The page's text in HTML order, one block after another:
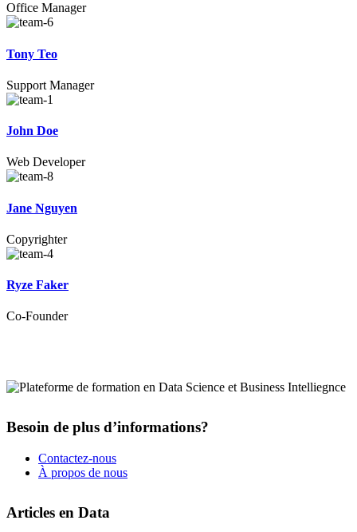
Office Manager
Tony Teo
Support Manager
John Doe
Web Developer
Jane Nguyen
Copyrighter
Ryze Faker
Co-Founder
Besoin de plus d’informations?
Contactez-nous
À propos de nous
Articles en Data